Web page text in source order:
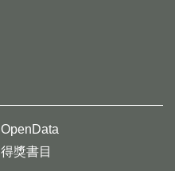
OpenData
得獎書目